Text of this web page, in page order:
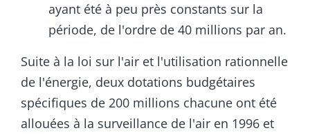
ayant été à peu près constants sur la
période, de l'ordre de 40 millions par an.
Suite à la loi sur l'air et l'utilisation rationnelle
de l'énergie, deux dotations budgétaires
spécifiques de 200 millions chacune ont été
allouées à la surveillance de l'air en 1996 et